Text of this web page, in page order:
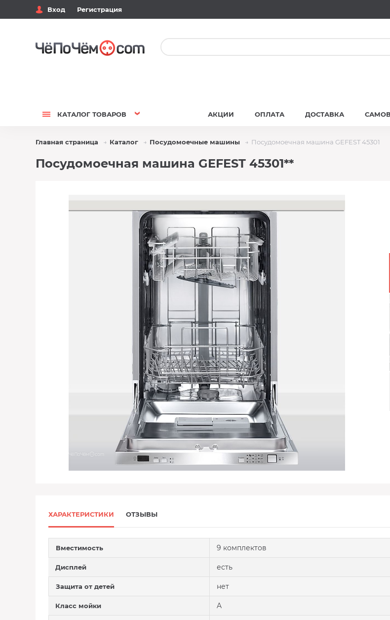
Вход Регистрация
КАТАЛОГ ТОВАРОВ АКЦИИ ОПЛАТА ДОСТАВКА
Главная страница Каталог Посудомоечные машины Посудомоечная машина GEFEST 45301
Посудомоечная машина GEFEST 45301**
ХАРАКТЕРИСТИКИ ОТЗЫВЫ
Вместимость 9 комплектов
Дисплей есть
Защита от детей нет
Класс мойки A